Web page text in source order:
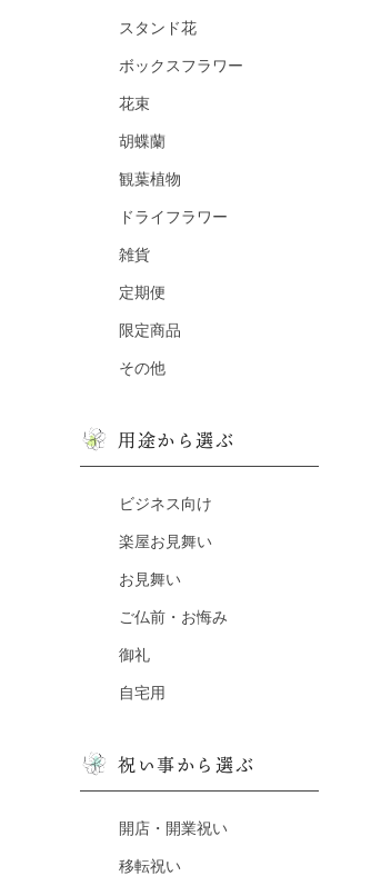
スタンド花
ボックスフラワー
花束
胡蝶蘭
観葉植物
ドライフラワー
雑貨
定期便
限定商品
その他
用途から選ぶ
ビジネス向け
楽屋お見舞い
お見舞い
ご仏前・お悔み
御礼
自宅用
祝い事から選ぶ
開店・開業祝い
移転祝い